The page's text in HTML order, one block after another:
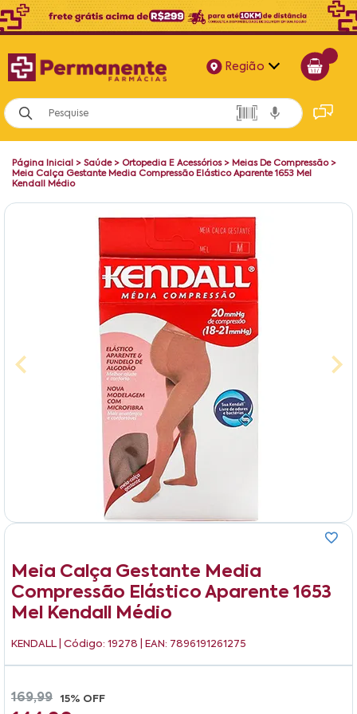
Região
Alagoas
Bahia
Paraíba
Pernambuco
Página Inicial > Saúde> Ortopedia E Acessórios> Meias De Compressão>
Meia Calça Gestante Media Compressão Elástico Aparente 1653 Mel
Kendall Médio
Meia Calça Gestante Media
Compressão Elástico Aparente 1653
Mel Kendall Médio
KENDALL | Código: 19278 | EAN: 7896191261275
169,99 15% OFF